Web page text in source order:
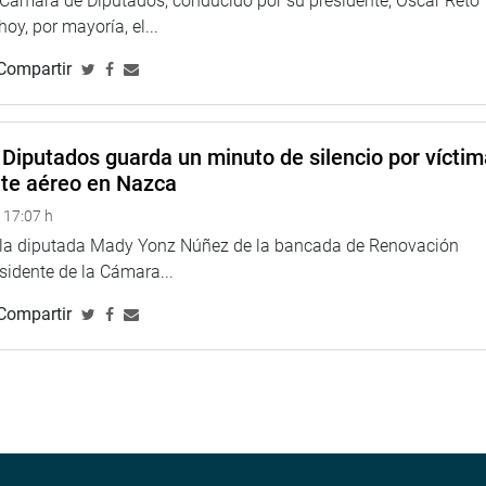
que fortalezcan los derechos laborales y mejoren las
expresó a través de sus redes sociales.
en la construcción del Centro de Salud Castillo Grande de
su preocupación ante el retraso de la obra que debió
por mayoría, el...
guarda un minuto de silencio por
aéreo en Nazca
h
diputada Mady Yonz Núñez de la bancada de Renovación
de la Cámara...